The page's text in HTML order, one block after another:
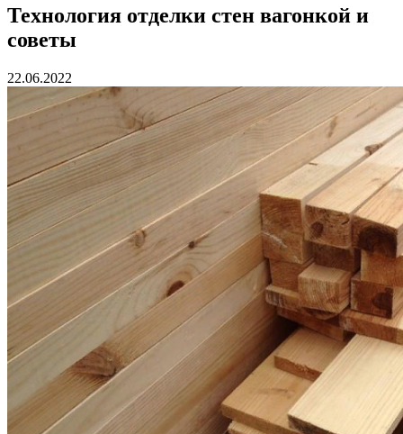
Технология отделки стен вагонкой и
советы
22.06.2022